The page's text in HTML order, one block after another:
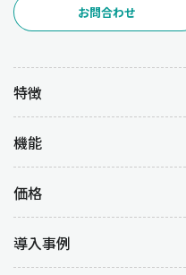
お問合わせ
特徴
機能
価格
導入事例